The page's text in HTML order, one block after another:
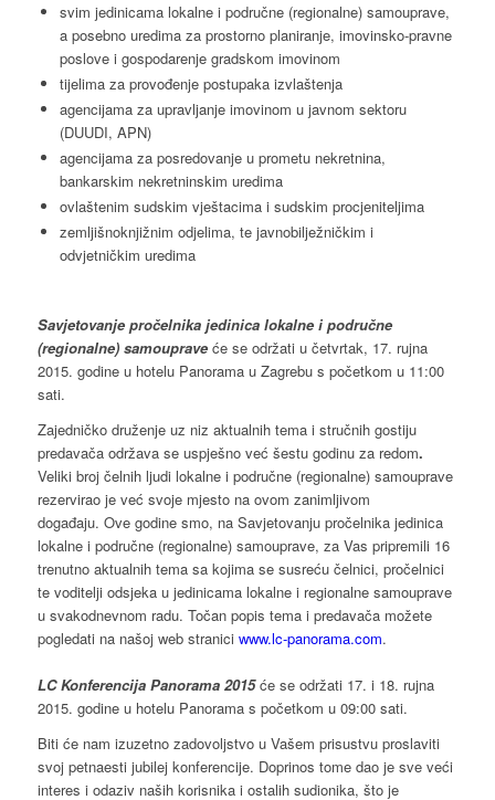
svim jedinicama lokalne i područne (regionalne) samouprave,
a posebno uredima za prostorno planiranje, imovinsko-pravne
poslove i gospodarenje gradskom imovinom
tijelima za provođenje postupaka izvlaštenja
agencijama za upravljanje imovinom u javnom sektoru
(DUUDI, APN)
agencijama za posredovanje u prometu nekretnina,
bankarskim nekretninskim uredima
ovlaštenim sudskim vještacima i sudskim procjeniteljima
zemljišnoknjižnim odjelima, te javnobilježničkim i
odvjetničkim uredima
Savjetovanje pročelnika jedinica lokalne i područne
(regionalne) samoupraveće se održati u četvrtak, 17. rujna
2015. godine u hotelu Panorama u Zagrebu s početkom u 11:00
sati.
Zajedničko druženje uz niz aktualnih tema i stručnih gostiju
predavača održava se uspješno već šestu godinu za redom.
Veliki broj čelnih ljudi lokalne i područne (regionalne) samouprave
rezervirao je već svoje mjesto na ovom zanimljivom
događaju. Ove godine smo, na Savjetovanju pročelnika jedinica
lokalne i područne (regionalne) samouprave, za Vas pripremili 16
trenutno aktualnih tema sa kojima se susreću čelnici, pročelnici
te voditelji odsjeka u jedinicama lokalne i regionalne samouprave
u svakodnevnom radu. Točan popis tema i predavača možete
pogledati na našoj web stranici www.lc-panorama.com.
LC Konferencija Panorama 2015će se održati 17. i 18. rujna
2015. godine u hotelu Panorama s početkom u 09:00 sati.
Biti će nam izuzetno zadovoljstvo u Vašem prisustvu proslaviti
svoj petnaesti jubilej konferencije. Doprinos tome dao je sve veći
interes i odaziv naših korisnika i ostalih sudionika, što je